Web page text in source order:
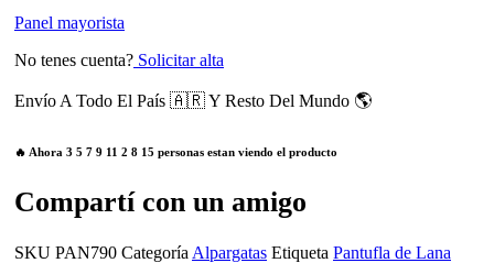
Panel mayorista
No tenes cuenta? Solicitar alta
Envío A Todo El País 🇦🇷 Y Resto Del Mundo 🌎
🔥 Ahora 3 5 7 9 11 2 8 15 personas estan viendo el producto
Compartí con un amigo
SKU PAN790 Categoría Alpargatas Etiqueta Pantufla de Lana